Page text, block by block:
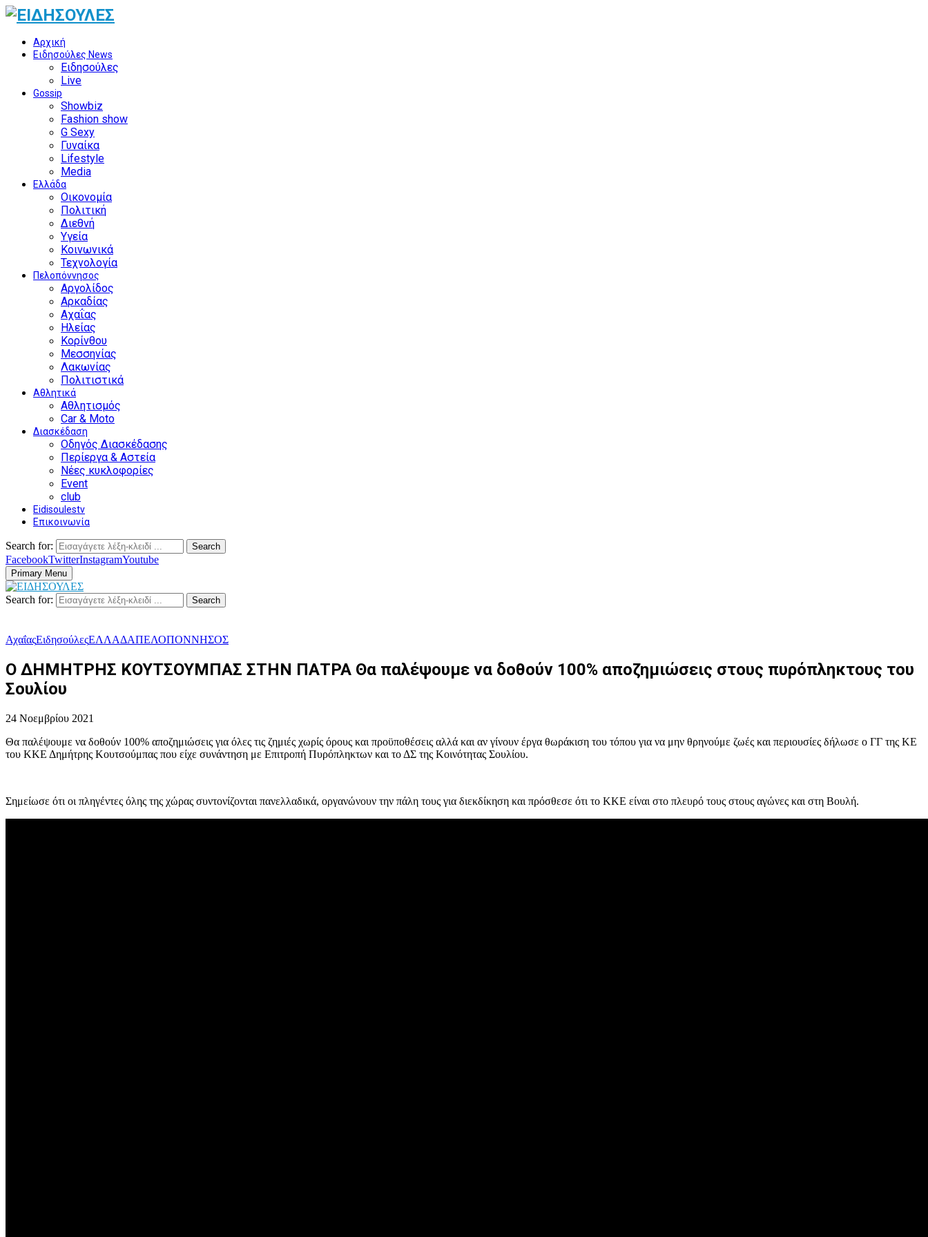
Αρχική
Ειδησούλες News
Ειδησούλες
Live
Gossip
Showbiz
Fashion show
G Sexy
Γυναίκα
Lifestyle
Media
Ελλάδα
Οικονομία
Πολιτική
Διεθνή
Υγεία
Κοινωνικά
Τεχνολογία
Πελοπόννησος
Αργολίδος
Αρκαδίας
Αχαΐας
Ηλείας
Κορίνθου
Μεσσηνίας
Λακωνίας
Πολιτιστικά
Αθλητικά
Αθλητισμός
Car & Moto
Διασκέδαση
Οδηγός Διασκέδασης
Περίεργα & Αστεία
Νέες κυκλοφορίες
Event
club
Eidisoulestv
Επικοινωνία
Search for: Search
FacebookTwitterInstagramYoutube
Primary Menu
Search for: Search
ΑχαΐαςΕιδησούλεςΕΛΛΑΔΑΠΕΛΟΠΟΝΝΗΣΟΣ
Ο ΔΗΜΗΤΡΗΣ ΚΟΥΤΣΟΥΜΠΑΣ ΣΤΗΝ ΠΑΤΡΑ Θα παλέψουμε να δοθούν 100% αποζημιώσεις στους πυρόπληκτους του
Σουλίου
24 Νοεμβρίου 2021
Θα παλέψουμε να δοθούν 100% αποζημιώσεις για όλες τις ζημιές χωρίς όρους και προϋποθέσεις αλλά και αν γίνουν έργα θωράκιση του τόπου για να μην θρηνούμε ζωές και περιουσίες δήλωσε ο ΓΓ της ΚΕ
του ΚΚΕ Δημήτρης Κουτσούμπας που είχε συνάντηση με Επιτροπή Πυρόπληκτων και το ΔΣ της Κοινότητας Σουλίου.
Σημείωσε ότι οι πληγέντες όλης της χώρας συντονίζονται πανελλαδικά, οργανώνουν την πάλη τους για διεκδίκηση και πρόσθεσε ότι το ΚΚΕ είναι στο πλευρό τους στους αγώνες και στη Βουλή.